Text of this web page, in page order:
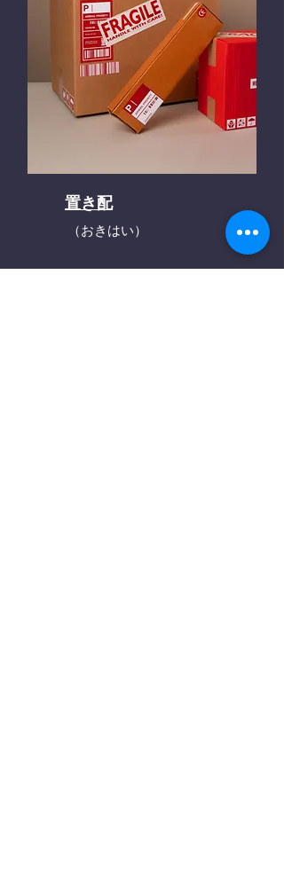
置き配
（おきはい）